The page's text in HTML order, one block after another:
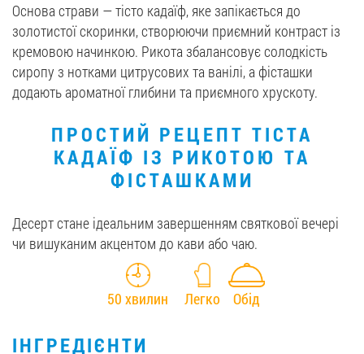
0412 48 28 17
0412 42 29 23
Основа страви — тісто кадаїф, яке запікається до
золотистої скоринки, створюючи приємний контраст із
кремовою начинкою. Рикота збалансовує солодкість
сиропу з нотками цитрусових та ванілі, а фісташки
додають ароматної глибини та приємного хрускоту.
ПРОСТИЙ РЕЦЕПТ ТІСТА
КАДАЇФ ІЗ РИКОТОЮ ТА
ФІСТАШКАМИ
Десерт стане ідеальним завершенням святкової вечері
чи вишуканим акцентом до кави або чаю.
50 хвилин Легко Обід
ІНГРЕДІЄНТИ